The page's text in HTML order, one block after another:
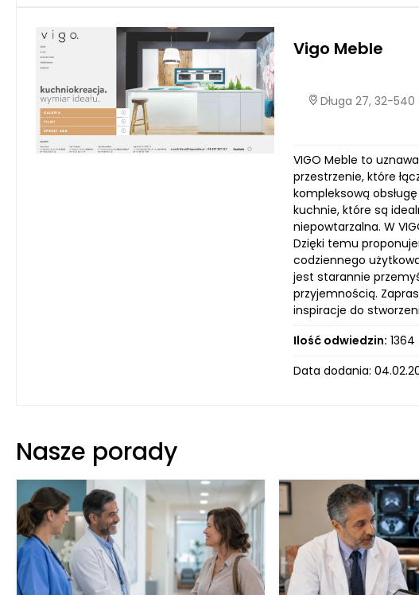
Vigo Meble
Długa 27, 32-
VIGO Meble to
przestrzenie, które
kompleksową
kuchnie, które są
niepowtarzalna. W
Dzięki temu
codziennego
jest starannie
przyjemnością.
inspiracje do
Ilość odwiedzin: 1364
Data dodania:
Nasze porady